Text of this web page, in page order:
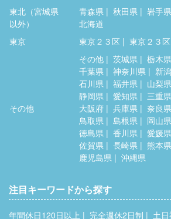
東北（宮城県
以外）
青森県 秋田県 岩手県
北海道
東京
東京２３区 東京２３
その他
その他 茨城県 栃木県
千葉県
神奈川県 新
石川県
福井県 山梨県
静岡県
愛知県 三重県
大阪府
兵庫県 奈良県
鳥取県
島根県 岡山県
徳島県
香川県 愛媛県
佐賀県
長崎県 熊本県
鹿児島県
沖縄県
注目キーワードから探す
年間休日120日以上 完全週休2日制 土